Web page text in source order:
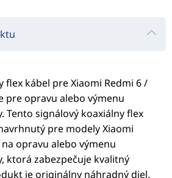
flex kábel pre Xiaomi Redmi 6 /
pre opravu alebo výmenu
Tento signálový koaxiálny flex
pre modely Xiaomi
na opravu alebo výmenu
ktorá zabezpečuje kvalitný
je originálny náhradný diel,